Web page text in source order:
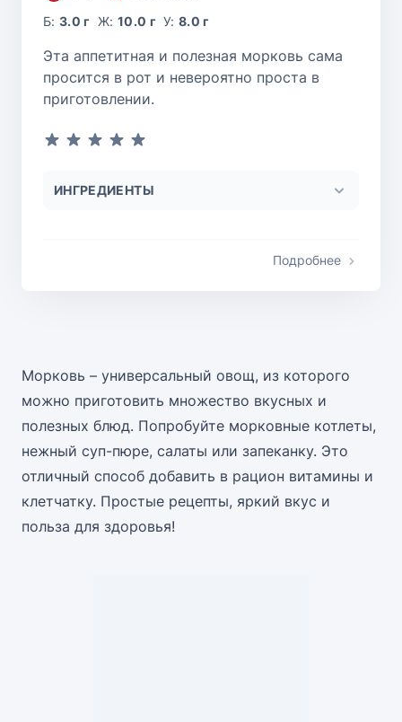
Б:3.0 г Ж: 10.0 г У:8.0 г
Эта аппетитная и полезная морковь сама
просится в рот и невероятно проста в
приготовлении.
ИНГРЕДИЕНТЫ
Подробнее
Морковь – универсальный овощ, из которого
можно приготовить множество вкусных и
полезных блюд. Попробуйте морковные котлеты,
нежный суп-пюре, салаты или запеканку. Это
отличный способ добавить в рацион витамины и
клетчатку. Простые рецепты, яркий вкус и
польза для здоровья!